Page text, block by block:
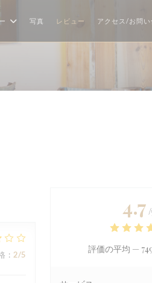
写真 レビュー アクセス/お問い
: 2/5
4.7 /
評価の平均 —